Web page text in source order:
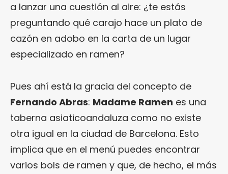
a lanzar una cuestión al aire: ¿te estás
preguntando qué carajo hace un plato de
cazón en adobo en la carta de un lugar
especializado en ramen?
Pues ahí está la gracia del concepto de
Fernando Abras: Madame Ramen es una
taberna asiaticoandaluza como no existe
otra igual en la ciudad de Barcelona. Esto
implica que en el menú puedes encontrar
varios bols de ramen y que, de hecho, el más